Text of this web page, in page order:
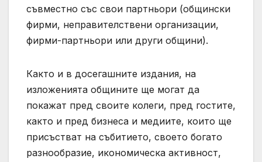
съвместно със свои партньори (общински
фирми, неправителствени организации,
фирми-партньори или други общини).
Както и в досегашните издания, на
изложенията общините ще могат да
покажат пред своите колеги, пред гостите,
както и пред бизнеса и медиите, които ще
присъстват на събитието, своето богато
разнообразие, икономическа активност,